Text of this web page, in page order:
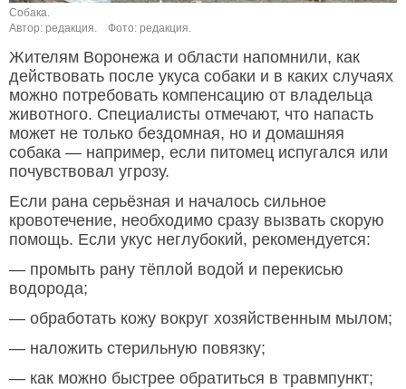
Собака.
Автор: редакция.
Фото: редакция.
Жителям Воронежа и области напомнили, как
действовать после укуса собаки и в каких случаях
можно потребовать компенсацию от владельца
животного. Специалисты отмечают, что напасть
может не только бездомная, но и домашняя
собака — например, если питомец испугался или
почувствовал угрозу.
Если рана серьёзная и началось сильное
кровотечение, необходимо сразу вызвать скорую
помощь. Если укус неглубокий, рекомендуется:
— промыть рану тёплой водой и перекисью
водорода;
— обработать кожу вокруг хозяйственным мылом;
— наложить стерильную повязку;
— как можно быстрее обратиться в травмпункт;